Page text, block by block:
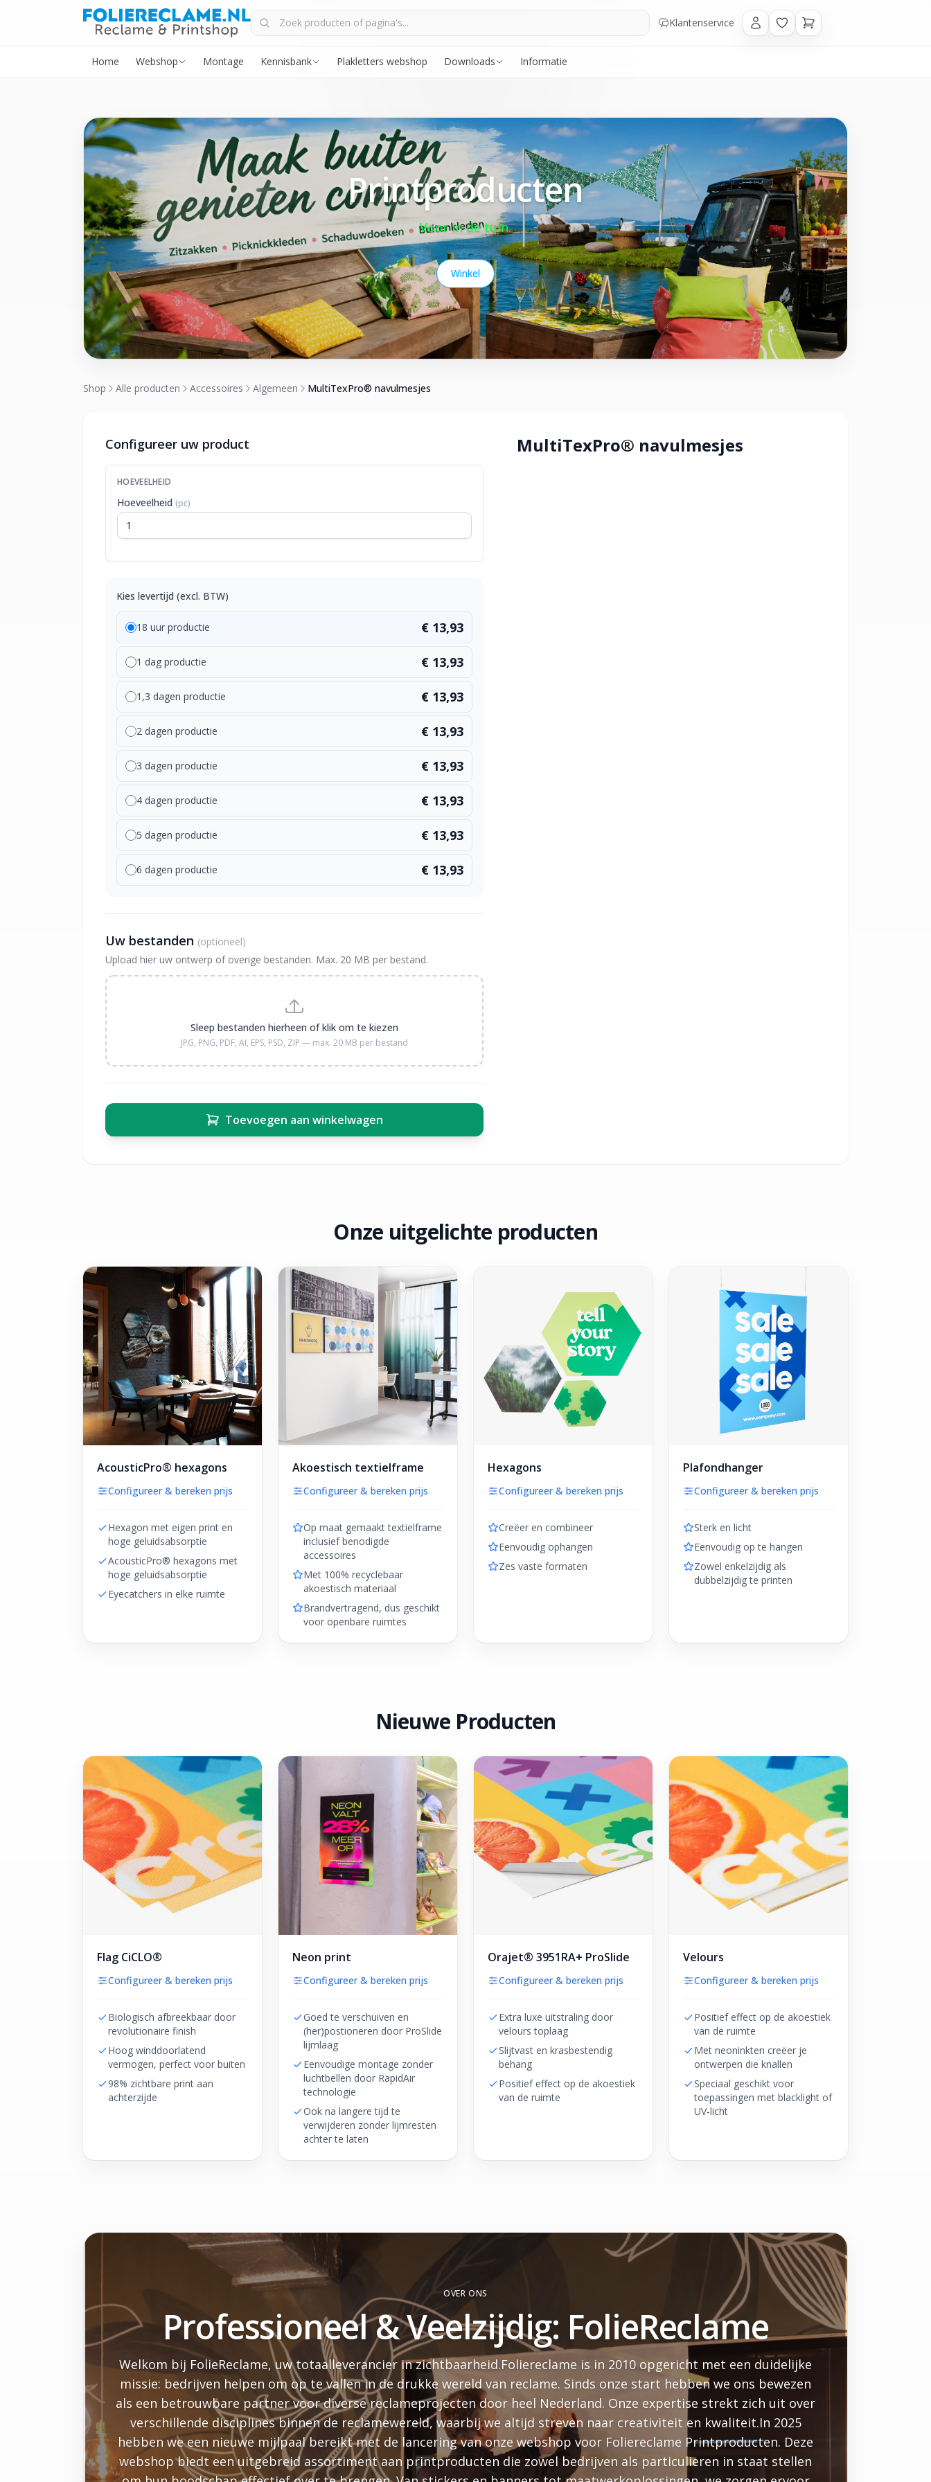
Klantenservice
Home Webshop Montage Kennisbank Plakletters webshop Downloads Informatie
Printproducten
Voor in de tuin.
Winkel
Shop Alle producten Accessoires Algemeen MultiTexPro® navulmesjes
MultiTexPro® navulmesjes
Configureer uw product
HOEVEELHEID
Hoeveelheid (pc)
Kies levertijd (excl. BTW)
18 uur productie € 13,93
1 dag productie € 13,93
1,3 dagen productie € 13,93
2 dagen productie € 13,93
3 dagen productie € 13,93
4 dagen productie € 13,93
5 dagen productie € 13,93
6 dagen productie € 13,93
Uw bestanden (optioneel)
Upload hier uw ontwerp of overige bestanden. Max. 20 MB per bestand.
Sleep bestanden hierheen of klik om te kiezen
JPG, PNG, PDF, AI, EPS, PSD, ZIP — max. 20 MB per bestand
Toevoegen aan winkelwagen
Onze uitgelichte producten
AcousticPro® hexagons
Configureer & bereken prijs
Hexagon met eigen print en
hoge geluidsabsorptie
AcousticPro® hexagons met
hoge geluidsabsorptie
Eyecatchers in elke ruimte
Akoestisch textielframe
Configureer & bereken prijs
Op maat gemaakt textielframe
inclusief benodigde
accessoires
Met 100% recyclebaar
akoestisch materiaal
Brandvertragend, dus geschikt
voor openbare ruimtes
Hexagons
Configureer & bereken prijs
Creëer en combineer
Eenvoudig ophangen
Zes vaste formaten
Plafondhanger
Configureer & bereken prijs
Sterk en licht
Eenvoudig op te hangen
Zowel enkelzijdig als
dubbelzijdig te printen
Nieuwe Producten
Flag CiCLO®
Configureer & bereken prijs
Biologisch afbreekbaar door
revolutionaire finish
Hoog winddoorlatend
vermogen, perfect voor buiten
98% zichtbare print aan
achterzijde
Neon print
Configureer & bereken prijs
Goed te verschuiven en
(her)postioneren door ProSlide
lijmlaag
Eenvoudige montage zonder
luchtbellen door RapidAir
technologie
Ook na langere tijd te
verwijderen zonder lijmresten
achter te laten
Orajet® 3951RA+ ProSlide
Configureer & bereken prijs
Extra luxe uitstraling door
velours toplaag
Slijtvast en krasbestendig
behang
Positief effect op de akoestiek
van de ruimte
Velours
Configureer & bereken prijs
Positief effect op de akoestiek
van de ruimte
Met neoninkten creëer je
ontwerpen die knallen
Speciaal geschikt voor
toepassingen met blacklight of
UV-licht
OVER ONS
Professioneel & Veelzijdig: FolieReclame
Welkom bij FolieReclame, uw totaalleverancier in zichtbaarheid.Foliereclame is in 2010 opgericht met een duidelijke
missie: bedrijven helpen om op te vallen in de drukke wereld van reclame. Sinds onze start hebben we ons bewezen
als een betrouwbare partner voor diverse reclameprojecten door heel Nederland. Onze expertise strekt zich uit over
verschillende disciplines binnen de reclamewereld, waarbij we altijd streven naar creativiteit en kwaliteit.In 2025
hebben we een nieuwe mijlpaal bereikt met de lancering van onze webshop voor Foliereclame Printproducten. Deze
webshop biedt een uitgebreid assortiment aan printproducten die zowel bedrijven als particulieren in staat stellen